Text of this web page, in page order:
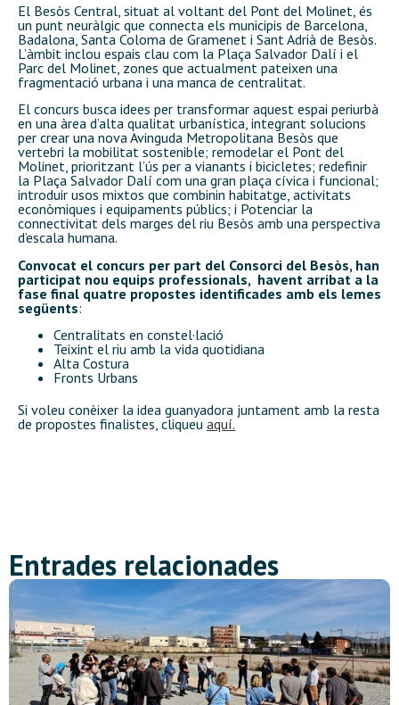
El Besòs Central, situat al voltant del Pont del Molinet, és
un punt neuràlgic que connecta els municipis de Barcelona,
Badalona, Santa Coloma de Gramenet i Sant Adrià de Besòs.
L’àmbit inclou espais clau com la Plaça Salvador Dalí i el
Parc del Molinet, zones que actualment pateixen una
fragmentació urbana i una manca de centralitat.
El concurs busca idees per transformar aquest espai periurbà
en una àrea d’alta qualitat urbanística, integrant solucions
per crear una nova Avinguda Metropolitana Besòs que
vertebri la mobilitat sostenible; remodelar el Pont del
Molinet, prioritzant l’ús per a vianants i bicicletes; redefinir
la Plaça Salvador Dalí com una gran plaça cívica i funcional;
introduir usos mixtos que combinin habitatge, activitats
econòmiques i equipaments públics; i Potenciar la
connectivitat dels marges del riu Besòs amb una perspectiva
d’escala humana.
Convocat el concurs per part del Consorci del Besòs, han
participat nou equips professionals, havent arribat a la
fase final quatre propostes identificades amb els lemes
següents:
Centralitats en constel·lació
Teixint el riu amb la vida quotidiana
Alta Costura
Fronts Urbans
Si voleu conèixer la idea guanyadora juntament amb la resta
de propostes finalistes, cliqueu aquí.
Entrades relacionades